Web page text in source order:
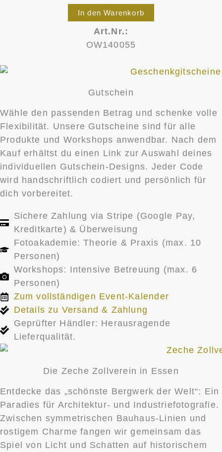
In den Warenkorb
Art.Nr.:
OW140055
Gutschein
Wähle den passenden Betrag und schenke volle
Flexibilität. Unsere Gutscheine sind für alle
Produkte und Workshops anwendbar. Nach dem
Kauf erhältst du einen Link zur Auswahl deines
individuellen Gutschein-Designs. Jeder Code
wird handschriftlich codiert und persönlich für
dich vorbereitet.
Sichere Zahlung via Stripe (Google Pay,
Kreditkarte) & Überweisung
Fotoakademie: Theorie & Praxis (max. 10
Personen)
Workshops: Intensive Betreuung (max. 6
Personen)
Zum vollständigen Event-Kalender
Details zu Versand & Zahlung
Geprüfter Händler: Herausragende
Lieferqualität.
Die Zeche Zollverein in Essen
Entdecke das „schönste Bergwerk der Welt“: Ein
Paradies für Architektur- und Industriefotografie.
Zwischen symmetrischen Bauhaus-Linien und
rostigem Charme fangen wir gemeinsam das
Spiel von Licht und Schatten auf historischem